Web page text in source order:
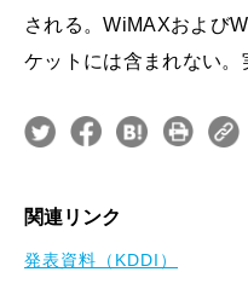
される。WiMAXおよび
ケットには含まれない。
関連リンク
発表資料（KDDI）